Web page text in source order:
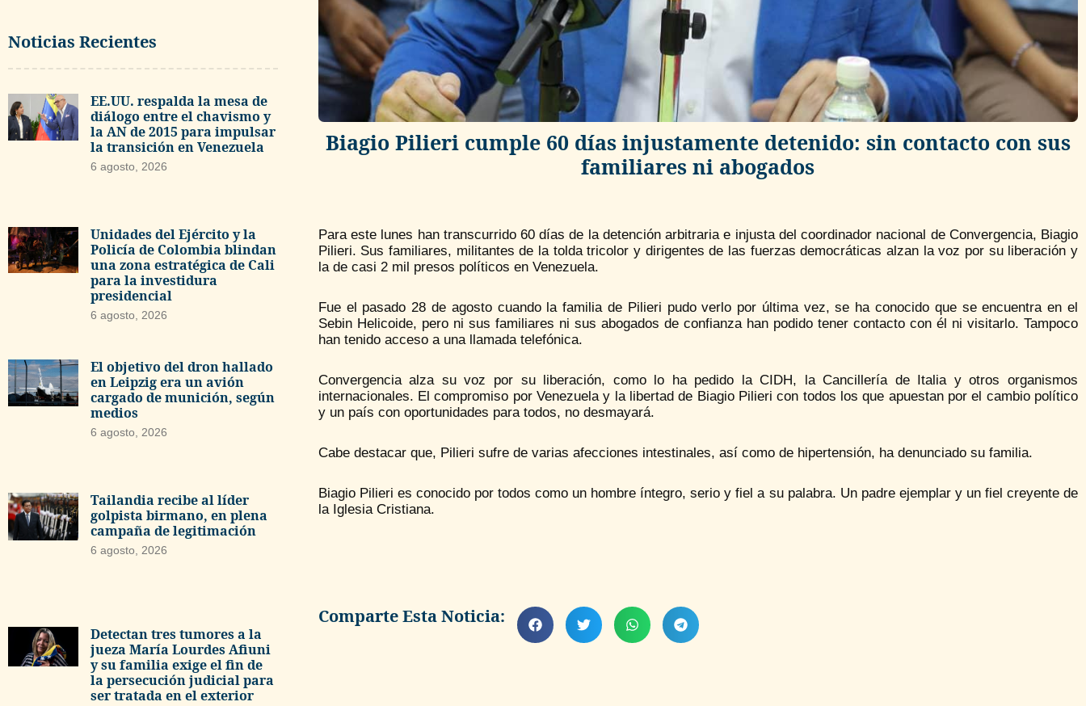
Noticias Recientes
EE.UU. respalda la mesa de
diálogo entre el chavismo y
la AN de 2015 para impulsar
la transición en Venezuela
6 agosto, 2026
Unidades del Ejército y la
Policía de Colombia blindan
una zona estratégica de Cali
para la investidura
presidencial
6 agosto, 2026
El objetivo del dron hallado
en Leipzig era un avión
cargado de munición, según
medios
6 agosto, 2026
Tailandia recibe al líder
golpista birmano, en plena
campaña de legitimación
6 agosto, 2026
Detectan tres tumores a la
jueza María Lourdes Afiuni
y su familia exige el fin de
la persecución judicial para
ser tratada en el exterior
Biagio Pilieri cumple 60 días injustamente detenido: sin contacto con sus
familiares ni abogados
Para este lunes han transcurrido 60 días de la detención arbitraria e injusta del coordinador nacional de Convergencia, Biagio
Pilieri. Sus familiares, militantes de la tolda tricolor y dirigentes de las fuerzas democráticas alzan la voz por su liberación y
la de casi 2 mil presos políticos en Venezuela.
Fue el pasado 28 de agosto cuando la familia de Pilieri pudo verlo por última vez, se ha conocido que se encuentra en el
Sebin Helicoide, pero ni sus familiares ni sus abogados de confianza han podido tener contacto con él ni visitarlo. Tampoco
han tenido acceso a una llamada telefónica.
Convergencia alza su voz por su liberación, como lo ha pedido la CIDH, la Cancillería de Italia y otros organismos
internacionales. El compromiso por Venezuela y la libertad de Biagio Pilieri con todos los que apuestan por el cambio político
y un país con oportunidades para todos, no desmayará.
Cabe destacar que, Pilieri sufre de varias afecciones intestinales, así como de hipertensión, ha denunciado su familia.
Biagio Pilieri es conocido por todos como un hombre íntegro, serio y fiel a su palabra. Un padre ejemplar y un fiel creyente de
la Iglesia Cristiana.
Comparte Esta Noticia: